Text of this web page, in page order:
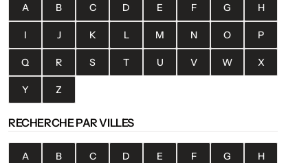
A B C D E F G H
I J K L M N O P
Q R S T U V W X
Y Z
RECHERCHE PAR VILLES
A B C D E F G H